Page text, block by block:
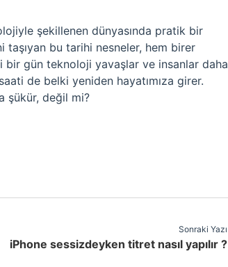
şekillenen dünyasında pratik bir
taşıyan bu tarihi nesneler, hem birer
bir gün teknoloji yavaşlar ve insanlar daha
de belki yeniden hayatımıza girer.
şükür, değil mi?
Sonraki Yazı
iPhone sessizdeyken titret nasıl yapılır ?